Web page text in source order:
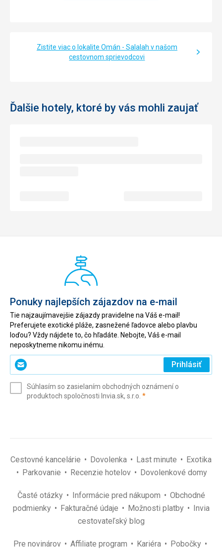
Zistite viac o lokalite Omán - Salalah v našom
cestovnom sprievodcovi
Ďalšie hotely, ktoré by vás mohli zaujať
Ponuky najlepších zájazdov na e-mail
Tie najzaujímavejšie zájazdy pravidelne na Váš e-mail!
Preferujete exotické pláže, zasnežené ľadovce alebo plavbu
loďou? Vždy nájdete to, čo hľadáte. Nebojte, Váš e-mail
neposkytneme nikomu inému.
Zadajte
svoj
(povinné)
Prihlásiť
Súhlasím so zasielaním obchodných oznámení o
produktoch spoločnosti Invia.sk, s.r.o. *(povinné)
Cestovné kancelárie Dovolenka Last minute
Exotika
Parkovanie
Recenzie hotelov Dovolenkové domy
Časté otázky Informácie pred nákupom
Obchodné
podmienky
Fakturačné údaje Možnosti platby
Invia
cestovateľský blog
Pre novinárov Affiliate program Kariéra Pobočky